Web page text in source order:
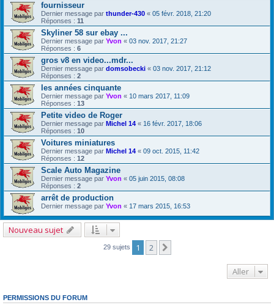
fournisseur
Dernier message par thunder-430 « 05 févr. 2018, 21:20
Réponses : 11
Skyliner 58 sur ebay ...
Dernier message par Yvon « 03 nov. 2017, 21:27
Réponses : 6
gros v8 en video...mdr...
Dernier message par domsobecki « 03 nov. 2017, 21:12
Réponses : 2
les années cinquante
Dernier message par Yvon « 10 mars 2017, 11:09
Réponses : 13
Petite video de Roger
Dernier message par Michel 14 « 16 févr. 2017, 18:06
Réponses : 10
Voitures miniatures
Dernier message par Michel 14 « 09 oct. 2015, 11:42
Réponses : 12
Scale Auto Magazine
Dernier message par Yvon « 05 juin 2015, 08:08
Réponses : 2
arrêt de production
Dernier message par Yvon « 17 mars 2015, 16:53
Nouveau sujet
29 sujets 1 2
Aller
PERMISSIONS DU FORUM